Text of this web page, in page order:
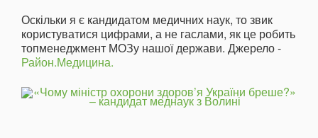
Оскільки я є кандидатом медичних наук, то звик
користуватися цифрами, а не гаслами, як це робить
топменеджмент МОЗу нашої держави. Джерело -
Район.Медицина.